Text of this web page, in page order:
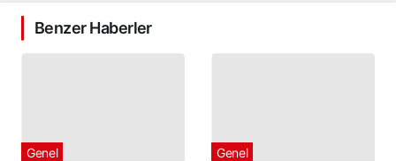
Benzer Haberler
Genel Genel